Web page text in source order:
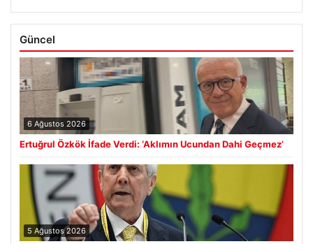
Güncel
6 Ağustos 2026
Ertuğrul Özkök İfade Verdi: ‘Aklımın Ucundan Dahi Geçmez’
5 Ağustos 2026